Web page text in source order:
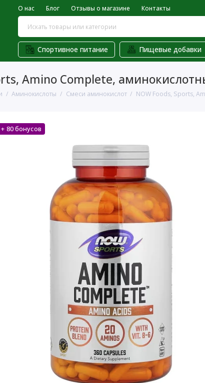
О нас Блог Отзывы о магазине Контакты
Спортивное питание Пищевые добавки
Amino Complete,
Аминокислоты Смеси аминокислот NOW Foods, Sports,
+ 80 бонусов